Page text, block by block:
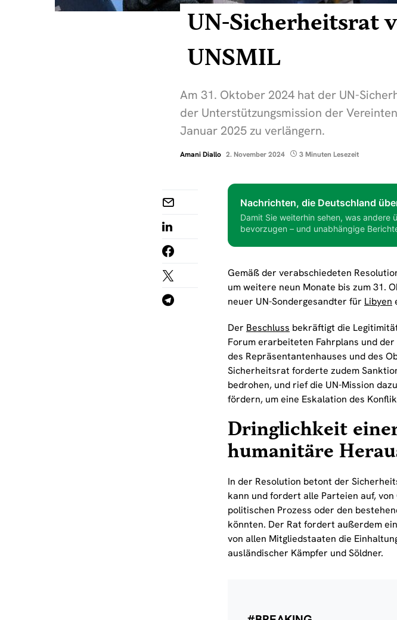
UN-Sicherheitsrat
UNSMIL
Am 31. Oktober 2024 hat der UN-
der Unterstützungsmission der
Januar 2025 zu verlängern.
Amani Diallo 2. November 2024 3 Minuten Lesezeit
Nachrichten, die Deutschland
Damit Sie weiterhin sehen, was andere
bevorzugen – und unabhängige
Gemäß der verabschiedeten
um weitere neun Monate bis zum 31.
neuer UN-Sondergesandter für Libyen
Der Beschluss bekräftigt die
Forum erarbeiteten Fahrplans und
des Repräsentantenhauses und des
Sicherheitsrat forderte zudem
bedrohen, und rief die UN-Mission
fördern, um eine Eskalation des
Dringlichkeit
humanitäre
In der Resolution betont der
kann und fordert alle Parteien auf,
politischen Prozess oder den
könnten. Der Rat fordert außerdem
von allen Mitgliedstaaten die
ausländischer Kämpfer und Söldner.